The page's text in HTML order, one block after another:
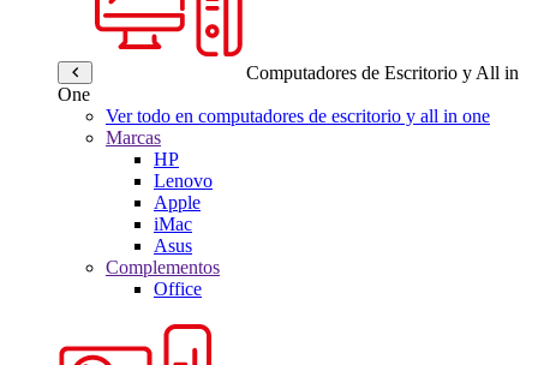
Computadores de Escritorio y All in
One
Ver todo en computadores de escritorio y all in one
Marcas
HP
Lenovo
Apple
iMac
Asus
Complementos
Office